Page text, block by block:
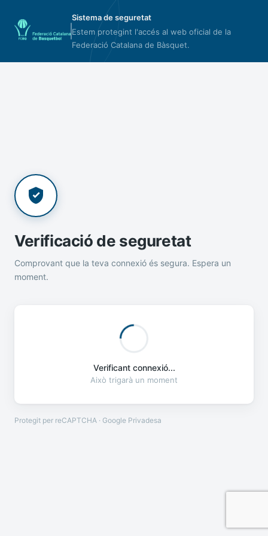
Sistema de seguretat
Estem protegint l'accés al web oficial de la
Federació Catalana de Bàsquet.
Verificació de seguretat
Comprovant que la teva connexió és segura. Espera un
moment.
Verificant connexió...
Això trigarà un moment
Protegit per reCAPTCHA · Google Privadesa